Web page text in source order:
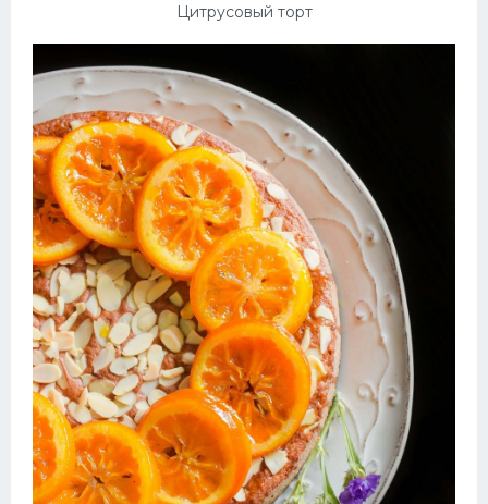
Цитрусовый торт